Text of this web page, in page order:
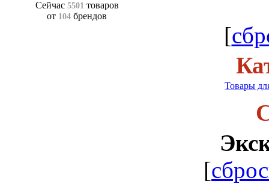
Сейчас 5501 товаров
от 104 брендов
[
Товары
[